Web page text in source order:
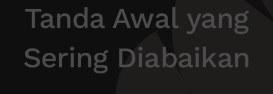
Artikel
Kontak Kami
Tanda Awal yang
Sering Diabaikan